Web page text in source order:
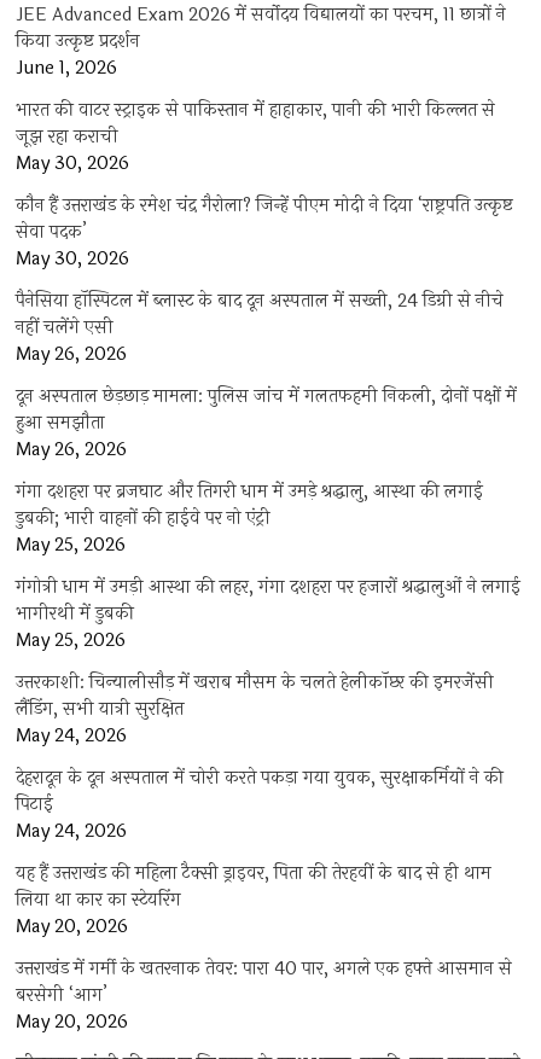
JEE Advanced Exam 2026 में सर्वोदय विद्यालयों का परचम, 11 छात्रों ने
किया उत्कृष्ट प्रदर्शन
June 1, 2026
भारत की वाटर स्ट्राइक से पाकिस्तान में हाहाकार, पानी की भारी किल्लत से
जूझ रहा कराची
May 30, 2026
कौन हैं उत्तराखंड के रमेश चंद्र गैरोला? जिन्हें पीएम मोदी ने दिया ‘राष्ट्रपति उत्कृष्ट
सेवा पदक’
May 30, 2026
पैनेसिया हॉस्पिटल में ब्लास्ट के बाद दून अस्पताल में सख्ती, 24 डिग्री से नीचे
नहीं चलेंगे एसी
May 26, 2026
दून अस्पताल छेड़छाड़ मामला: पुलिस जांच में गलतफहमी निकली, दोनों पक्षों में
हुआ समझौता
May 26, 2026
गंगा दशहरा पर ब्रजघाट और तिगरी धाम में उमड़े श्रद्धालु, आस्था की लगाई
डुबकी; भारी वाहनों की हाईवे पर नो एंट्री
May 25, 2026
गंगोत्री धाम में उमड़ी आस्था की लहर, गंगा दशहरा पर हजारों श्रद्धालुओं ने लगाई
भागीरथी में डुबकी
May 25, 2026
उत्तरकाशी: चिन्यालीसौड़ में खराब मौसम के चलते हेलीकॉप्टर की इमरजेंसी
लैंडिंग, सभी यात्री सुरक्षित
May 24, 2026
देहरादून के दून अस्पताल में चोरी करते पकड़ा गया युवक, सुरक्षाकर्मियों ने की
पिटाई
May 24, 2026
यह हैं उत्तराखंड की महिला टैक्सी ड्राइवर, पिता की तेरहवीं के बाद से ही थाम
लिया था कार का स्टेयरिंग
May 20, 2026
उत्तराखंड में गर्मी के खतरनाक तेवर: पारा 40 पार, अगले एक हफ्ते आसमान से
बरसेगी ‘आग’
May 20, 2026